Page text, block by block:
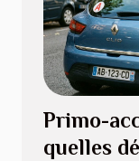
Primo-
quelles